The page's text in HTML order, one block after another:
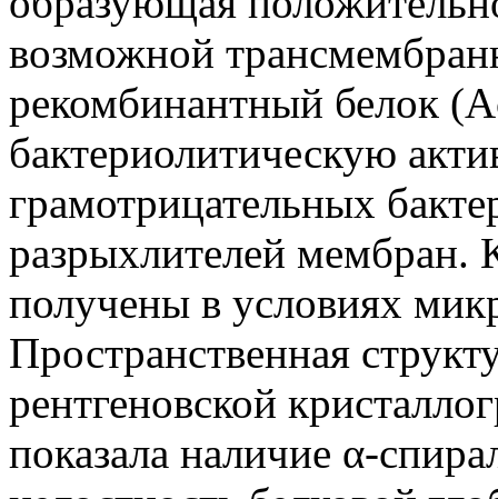
возможной
рекомбинантный белок (
бактериолитическую
грамотрицательных
разрыхлителей мембран.
получены в условиях
Пространственная
рентгеновской
показала наличие α-